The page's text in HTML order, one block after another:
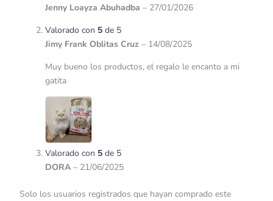
Jenny Loayza Abuhadba – 27/01/2026
Valorado con 5 de 5
Jimy Frank Oblitas Cruz – 14/08/2025
Muy bueno los productos, el regalo le encanto a mi
gatita
Valorado con 5 de 5
DORA – 21/06/2025
Solo los usuarios registrados que hayan comprado este